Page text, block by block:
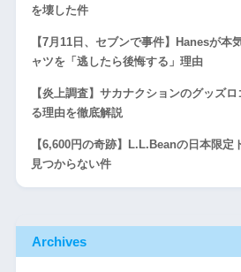
を壊した件
【7月11日、セブンで事件】Hanesが本
ャツを「逃したら後悔する」理由
【炎上調査】サカナクションのグッズ
る理由を徹底解説
【6,600円の奇跡】L.L.Beanの日本限定
見つからない件
Archives